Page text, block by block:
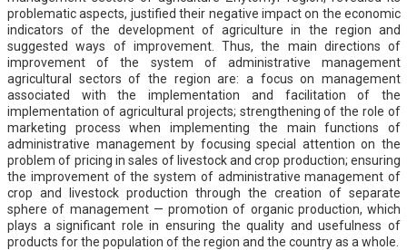
problematic aspects, justified their negative impact on the economic
indicators of the development of agriculture in the region and
suggested ways of improvement. Thus, the main directions of
improvement of the system of administrative management
agricultural sectors of the region are: a focus on management
associated with the implementation and facilitation of the
implementation of agricultural projects; strengthening of the role of
marketing process when implementing the main functions of
administrative management by focusing special attention on the
problem of pricing in sales of livestock and crop production; ensuring
the improvement of the system of administrative management of
crop and livestock production through the creation of separate
sphere of management — promotion of organic production, which
plays a significant role in ensuring the quality and usefulness of
products for the population of the region and the country as a whole.